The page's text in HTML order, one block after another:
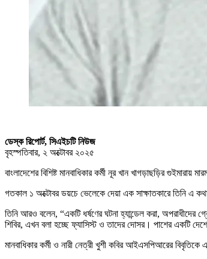
ডেস্ক রিপোর্ট, সিএইচটি নিউজ
বৃহস্পতিবার, ২ অক্টোবর ২০২৫
বাংলাদেশের বিশিষ্ট মানবাধিকার কর্মী নূর খান খাগড়াছড়ির গুইমারায়
গতকাল ১ অক্টোবর ডয়চে ভেলেকে দেয়া এক সাক্ষাতকারে তিনি এ কথা
তিনি আরও বলেন, “একটি ধর্ষণের ঘটনা হ্যান্ডেল করা,
শিবির, এখন বলা হচ্ছে ফ্যাসিস্ট ও তাদের দোসর। পাশের একটি
মানবাধিকার কর্মী ও নারী নেত্রী খুশী কবির আইএসপিআরের